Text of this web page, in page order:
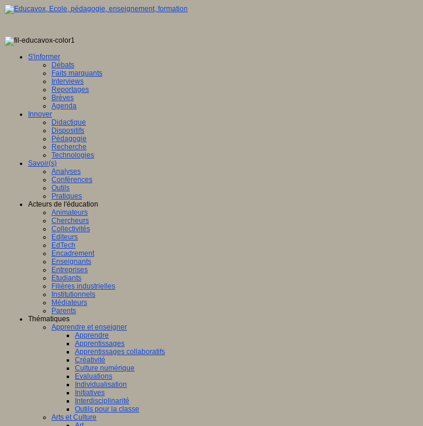
S'informer
Débats
Faits marquants
Interviews
Reportages
Brèves
Agenda
Innover
Didactique
Dispositifs
Pédagogie
Recherche
Technologies
Savoir(s)
Analyses
Conférences
Outils
Pratiques
Acteurs de l'éducation
Animateurs
Chercheurs
Collectivités
Editeurs
EdTech
Encadrement
Enseignants
Entreprises
Etudiants
Filières industrielles
Institutionnels
Médiateurs
Parents
Thématiques
Apprendre et enseigner
Apprendre
Apprentissages
Apprentissages collaboratifs
Créativité
Culture numérique
Evaluations
Individualisation
Initiatives
Interdisciplinarité
Outils pour la classe
Arts et Culture